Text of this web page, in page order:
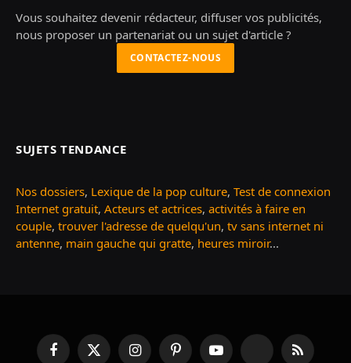
Vous souhaitez devenir rédacteur, diffuser vos publicités,
nous proposer un partenariat ou un sujet d'article ?
CONTACTEZ-NOUS
SUJETS TENDANCE
Nos dossiers, Lexique de la pop culture, Test de connexion
Internet gratuit, Acteurs et actrices, activités à faire en
couple, trouver l'adresse de quelqu'un, tv sans internet ni
antenne, main gauche qui gratte, heures miroir...
FacebookX InstagramPinterestYouTube TikTok RSS